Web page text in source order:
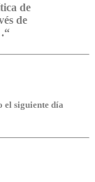
de
de
“
el siguiente día